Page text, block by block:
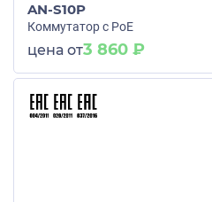
AN-S10P
Коммутатор с PoE
цена от3 860 ₽